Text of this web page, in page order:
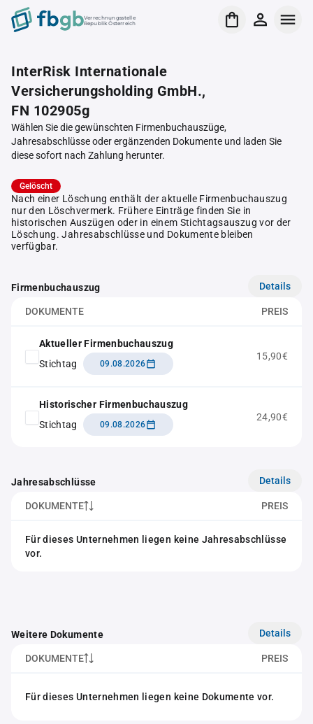
Verrechnungsstelle
Republik Österreich
InterRisk Internationale
Versicherungsholding GmbH.,
FN 102905g
Wählen Sie die gewünschten Firmenbuchauszüge,
Jahresabschlüsse oder ergänzenden Dokumente und laden Sie
diese sofort nach Zahlung herunter.
Gelöscht
Nach einer Löschung enthält der aktuelle Firmenbuchauszug
nur den Löschvermerk. Frühere Einträge finden Sie in
historischen Auszügen oder in einem Stichtagsauszug vor der
Löschung. Jahresabschlüsse und Dokumente bleiben
verfügbar.
Firmenbuchauszug Details
DOKUMENTE PREIS
Aktueller Firmenbuchauszug
Stichtag
09.08.2026
15,90€
Historischer Firmenbuchauszug
Stichtag
09.08.2026
24,90€
Jahresabschlüsse Details
DOKUMENTE PREIS
Für dieses Unternehmen liegen keine Jahresabschlüsse
vor.
Weitere Dokumente Details
DOKUMENTE PREIS
Für dieses Unternehmen liegen keine Dokumente vor.